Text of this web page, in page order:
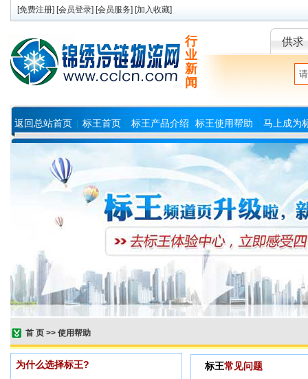
[免费注册] [会员登录] [会员服务] [加入收藏]
行
业
新
闻
供求
返回总站首页 标王首页 标王产品介绍 标王使用帮助 马上成为
首 页 >> 使用帮助
为什么选择标王? 标王常见问题